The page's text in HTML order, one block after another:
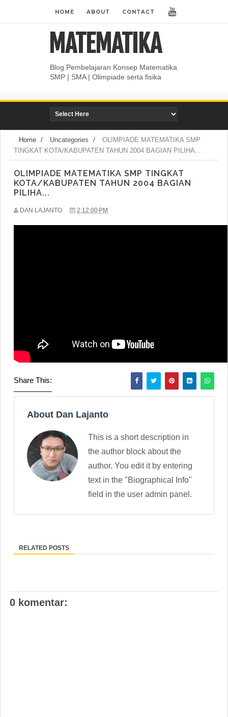
HOME ABOUT CONTACT
MATEMATIKA
Blog Pembelajaran Konsep Matematika
SMP | SMA | Olimpiade serta fisika
Home / Uncategories /
OLIMPIADE MATEMATIKA SMP
TINGKAT KOTA/KABUPATEN TAHUN 2004 BAGIAN PILIHA...
OLIMPIADE MATEMATIKA SMP TINGKAT
KOTA/KABUPATEN TAHUN 2004 BAGIAN
PILIHA...
DAN LAJANTO 2:12:00 PM
Share This:
About Dan Lajanto
This is a short description in
the author block about the
author. You edit it by entering
text in the "Biographical Info"
field in the user admin panel.
RELATED POSTS
0 komentar: